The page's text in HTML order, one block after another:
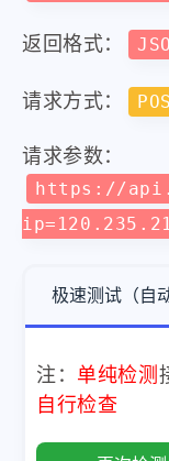
返回格式：
请求方式：
请求参数：
https://
极速测试（自
注： 单纯检测
自行检查